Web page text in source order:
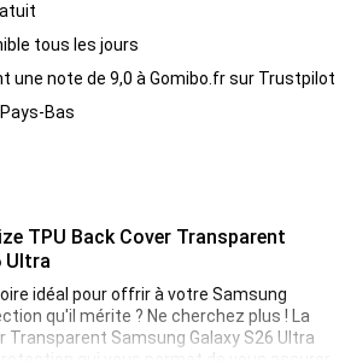
tous les jours
une note de 9,0 à Gomibo.fr sur Trustpilot
Bas
TPU Back Cover Transparent
Ultra
idéal pour offrir à votre Samsung
qu'il mérite ? Ne cherchez plus ! La
Transparent Samsung Galaxy S26 Ultra